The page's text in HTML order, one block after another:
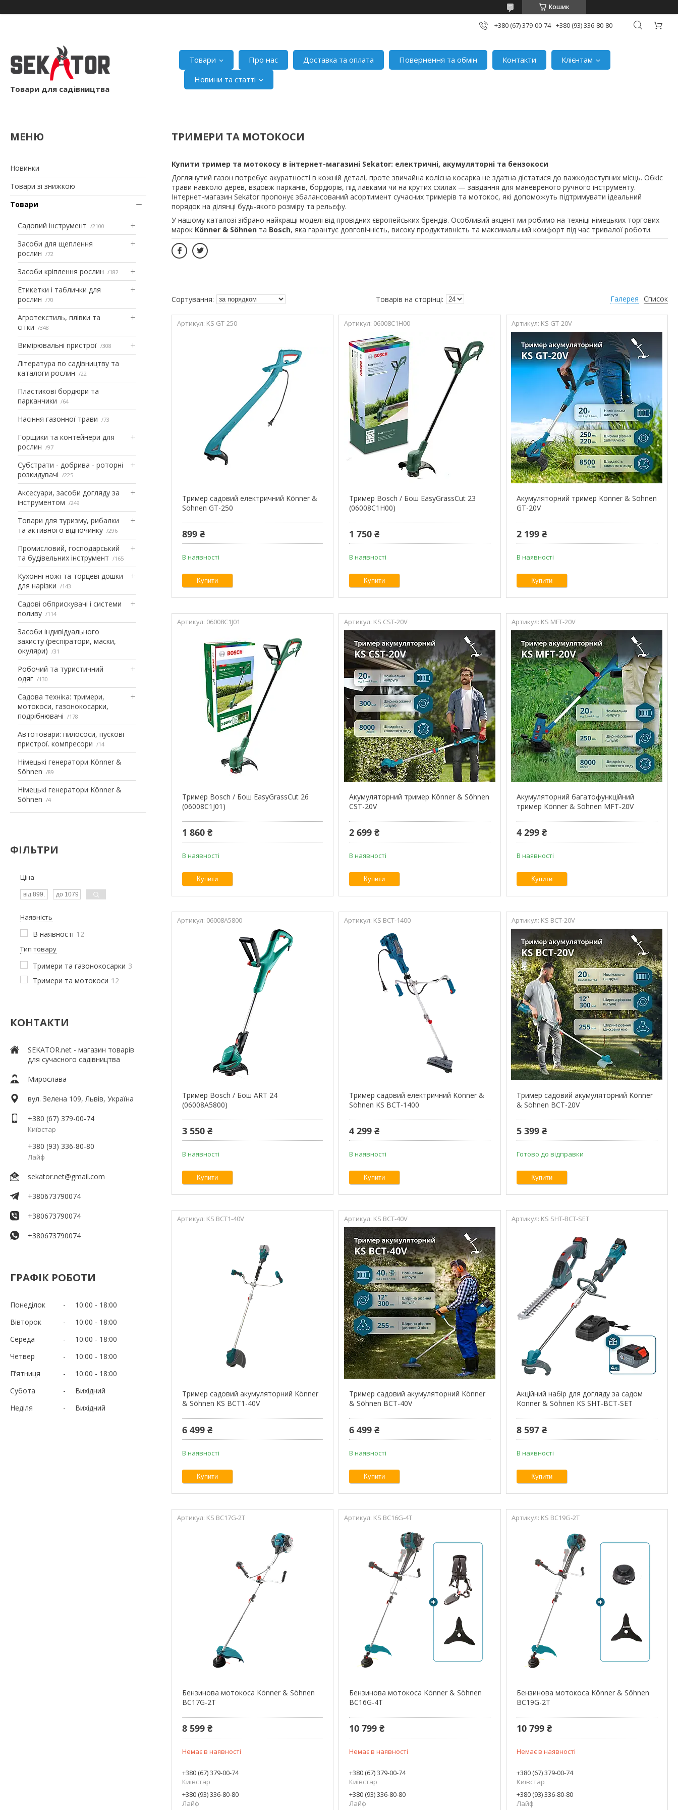
Кошик
+380 (67) 379-00-74 +380 (93) 336-80-80
Товари для садівництва
Товари Про нас Доставка та оплата Повернення та обмін Контакти
Клієнтам
Новини та статті
Новинки
Товари зі знижкою
Товари
Садовий інструмент 2100
Засоби для щеплення
рослин
72
Засоби кріплення рослин 182
Етикетки і таблички для
рослин
70
Агротекстиль, плівки та
сітки
348
Вимірювальні пристрої 308
Література по садівництву та
каталоги рослин
22
Пластикові бордюри та
парканчики
64
Насіння газонної трави 73
Горщики та контейнери для
рослин
97
Субстрати - добрива - роторні
розкидувачі
225
Аксесуари, засоби догляду за
інструментом
249
Товари для туризму, рибалки
та активного відпочинку
296
Промисловий, господарський
та будівельних інструмент
165
Кухонні ножі та торцеві дошки
для нарізки
143
Садові обприскувачі і системи
поливу
114
Засоби індивідуального
захисту (респіратори, маски,
окуляри)
31
Робочий та туристичний
одяг
130
Садова техніка: тримери,
мотокоси, газонокосарки,
подрібнювачі
178
Автотовари: пилососи, пускові
пристрої. компресори
14
Німецькі генератори Könner &
Söhnen
89
Німецькі генератори Könner &
Söhnen
4
ФІЛЬТРИ
Ціна
Наявність
В наявності 12
Тип товару
Тримери та газонокосарки 3
Тримери та мотокоси 12
КОНТАКТИ
SEKATOR.net - магазин товарів
для сучасного садівництва
Мирослава
вул. Зелена 109, Львів, Україна
+380 (67) 379-00-74
Київстар
+380 (93) 336-80-80
Лайф
sekator.net@gmail.com
+380673790074
+380673790074
+380673790074
ГРАФІК РОБОТИ
Понеділок 10:00
18:00
Вівторок
10:00
18:00
Середа
10:00
18:00
Четвер
10:00
18:00
Пʼятниця
10:00
18:00
Субота
Вихідний
Неділя
Вихідний
ТРИМЕРИ ТА МОТОКОСИ
Купити тример та мотокосу в інтернет-магазині Sekator: електричні, акумуляторні та бензокоси
Доглянутий газон потребує акуратності в кожній деталі, проте звичайна колісна косарка не здатна дістатися до важкодоступних місць. Обкіс
трави навколо дерев, вздовж парканів, бордюрів, під лавками чи на крутих схилах — завдання для маневреного ручного інструменту.
Інтернет-магазин Sekator пропонує збалансований асортимент сучасних тримерів та мотокос, які допоможуть підтримувати ідеальний
порядок на ділянці будь-якого розміру та рельєфу.
У нашому каталозі зібрано найкращі моделі від провідних європейських брендів. Особливий акцент ми робимо на техніці німецьких торгових
марок Könner & Söhnen та Bosch, яка гарантує довговічність, високу продуктивність та максимальний комфорт під час тривалої роботи.
Галерея Список
KS GT-250
Тример садовий електричний Könner &
Söhnen GT-250
899 ₴
В наявності
Купити
06008C1H00
Тример Bosch / Бош EasyGrassCut 23
(06008C1H00)
1 750 ₴
В наявності
Купити
KS GT-20V
Акумуляторний тример Könner & Söhnen
GT-20V
2 199 ₴
В наявності
Купити
06008C1J01
Тример Bosch / Бош EasyGrassCut 26
(06008C1J01)
1 860 ₴
В наявності
Купити
KS CST-20V
Акумуляторний тример Könner & Söhnen
CST-20V
2 699 ₴
В наявності
Купити
KS MFT-20V
Акумуляторний багатофункційний
тример Könner & Söhnen MFT-20V
4 299 ₴
В наявності
Купити
06008A5800
Тример Bosch / Бош ART 24
(06008A5800)
3 550 ₴
В наявності
Купити
KS BCT-1400
Тример садовий електричний Könner &
Söhnen KS BCT-1400
4 299 ₴
В наявності
Купити
KS BCT-20V
Тример садовий акумуляторний Könner
& Söhnen BCT-20V
5 399 ₴
Готово до відправки
Купити
KS BCT1-40V
Тример садовий акумуляторний Könner
& Söhnen KS BCT1-40V
6 499 ₴
В наявності
Купити
KS BCT-40V
Тример садовий акумуляторний Könner
& Söhnen BCT-40V
6 499 ₴
В наявності
Купити
KS SHT-BCT-SET
Акційний набір для догляду за садом
Könner & Söhnen KS SHT-BCT-SET
8 597 ₴
В наявності
Купити
KS BC17G-2T
Бензинова мотокоса Könner & Söhnen
BC17G-2T
8 599 ₴
Немає в наявності
+380 (67) 379-00-74
Київстар
+380 (93) 336-80-80
Лайф
KS BC16G-4T
Бензинова мотокоса Könner & Söhnen
BC16G-4T
10 799 ₴
Немає в наявності
+380 (67) 379-00-74
Київстар
+380 (93) 336-80-80
Лайф
KS BC19G-2T
Бензинова мотокоса Könner & Söhnen
BC19G-2T
10 799 ₴
Немає в наявності
+380 (67) 379-00-74
Київстар
+380 (93) 336-80-80
Лайф